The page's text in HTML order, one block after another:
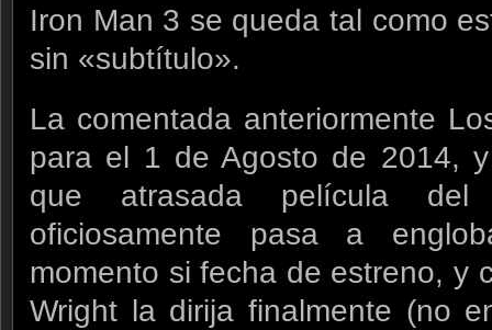
Iron Man 3 se queda tal como
sin «subtítulo».
La comentada anteriormente
para el 1 de Agosto de 2014,
que atrasada película del
oficiosamente pasa a
momento si fecha de estreno, y
Wright la dirija finalmente (no